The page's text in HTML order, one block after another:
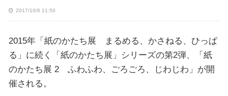
2017/10/6 11:50
2015年「紙のかたち展 まるめる、かさねる、ひっぱ
る」に続く「紙のかたち展」シリーズの第2弾、「紙
のかたち展 2 ふわふわ、ごろごろ、じわじわ」が開
催される。